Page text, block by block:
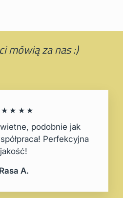
mówią za nas :)
podobnie jak
Perfekcyjna
jakość!
Rasa A.